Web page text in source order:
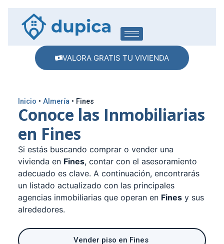
VALORA GRATIS TU VIVIENDA
Inicio • Almería • Fines
Conoce las Inmobiliarias
en Fines
Si estás buscando comprar o vender una
vivienda en Fines, contar con el asesoramiento
adecuado es clave. A continuación, encontrarás
un listado actualizado con las principales
agencias inmobiliarias que operan en Fines y sus
alrededores.
Vender piso en Fines